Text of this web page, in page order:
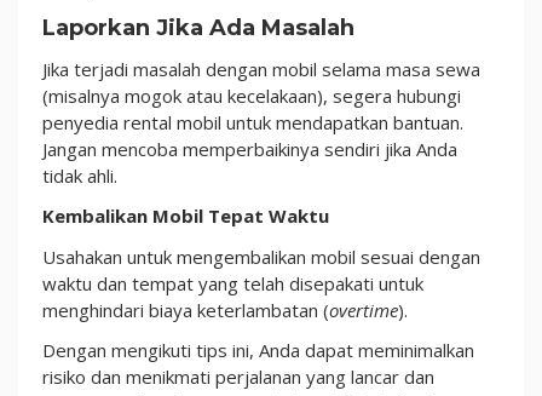
Laporkan Jika Ada Masalah
Jika terjadi masalah dengan mobil selama masa sewa
(misalnya mogok atau kecelakaan), segera hubungi
penyedia rental mobil untuk mendapatkan bantuan.
Jangan mencoba memperbaikinya sendiri jika Anda
tidak ahli.
Kembalikan Mobil Tepat Waktu
Usahakan untuk mengembalikan mobil sesuai dengan
waktu dan tempat yang telah disepakati untuk
menghindari biaya keterlambatan (overtime).
Dengan mengikuti tips ini, Anda dapat meminimalkan
risiko dan menikmati perjalanan yang lancar dan